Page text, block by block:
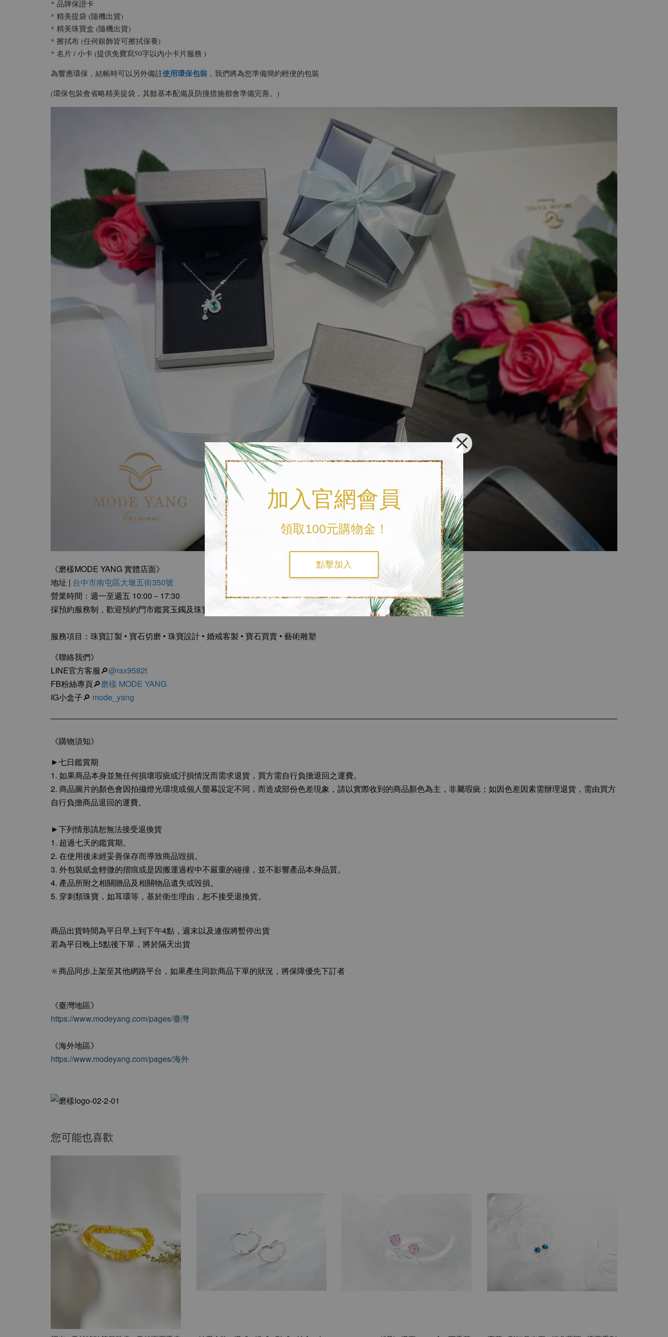
加入官網會員
領取100元購物金！
點擊加入
* 品牌保證卡
* 精美提袋 (隨機出貨)
* 精美珠寶盒 (隨機出貨)
* 擦拭布 (任何銀飾皆可擦拭保養)
* 名片 / 小卡 (提供免費寫50字以內小卡片服務 )
為響應環保，結帳時可以另外備註使用環保包裝 ，我們將為您準備簡約輕便的包裝
(環保包裝會省略精美提袋，其餘基本配備及防撞措施都會準備完善。)
《磨樣MODE YANG 實體店面》
地址 | 台中市南屯區大墩五街350號
營業時間：週一至週五 10:00－17:30
採預約服務制，歡迎預約門市鑑賞玉鐲及珠寶
服務項目：珠寶訂製 • 寶石切磨 • 珠寶設計 • 婚戒客製 • 寶石買賣 • 藝術雕塑
《聯絡我們》
LINE官方客服🔎@rax9582t
FB粉絲專頁🔎磨樣 MODE YANG
IG小盒子🔎 mode_yang
《購物須知》
►七日鑑賞期
1. 如果商品本身並無任何損壞瑕疵或汙損情況而需求退貨，買方需自行負擔退回之運費。
2. 商品圖片的顏色會因拍攝燈光環境或個人螢幕設定不同，而造成部份色差現象，請以實際收到的商品顏色為主，非屬瑕疵；如因色差因素需辦理退貨，需由買方
自行負擔商品退回的運費。
►下列情形請恕無法接受退換貨
1. 超過七天的鑑賞期。
2. 在使用後未經妥善保存而導致商品毀損。
3. 外包裝紙盒輕微的摺痕或是因搬運過程中不嚴重的碰撞，並不影響產品本身品質。
4. 產品所附之相關贈品及相關物品遺失或毀損。
5. 穿刺類珠寶，如耳環等，基於衛生理由，恕不接受退換貨。
商品出貨時間為平日早上到下午4點，週末以及連假將暫停出貨
若為平日晚上5點後下單，將於隔天出貨
🔆商品同步上架至其他網路平台，如果產生同款商品下單的狀況，將保障優先下訂者
《臺灣地區》
https://www.modeyang.com/pages/臺灣
《海外地區》
https://www.modeyang.com/pages/海外
您可能也喜歡